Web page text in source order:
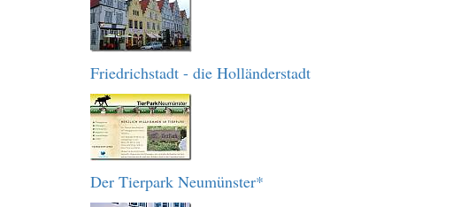
Friedrichstadt - die Holländerstadt
Der Tierpark Neumünster*